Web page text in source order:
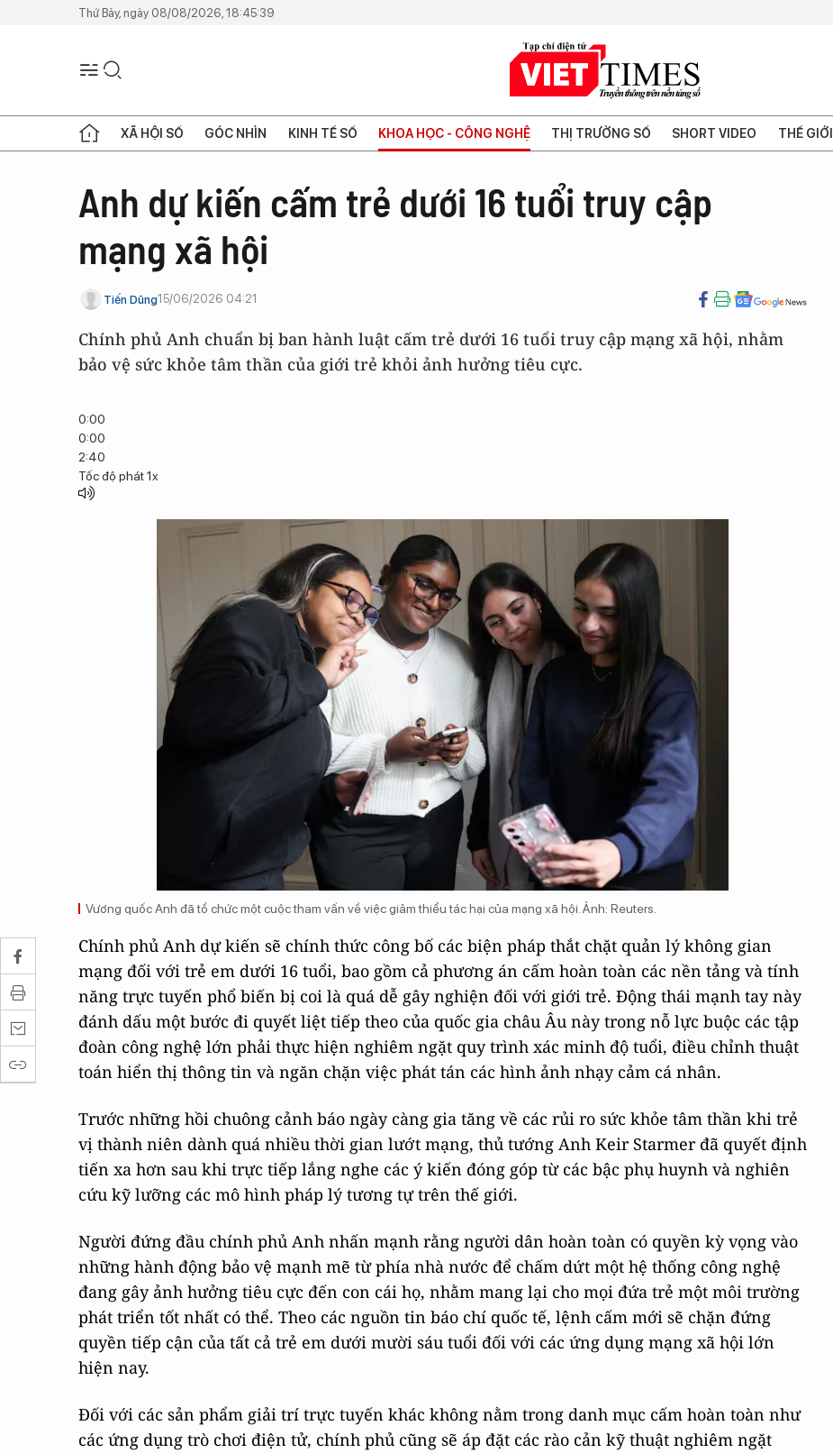
Thứ Bảy, ngày 08/08/2026, 18:45:39
XÃ HỘI SỐ GÓC NHÌN KINH TẾ SỐ KHOA HỌC - CÔNG NGHỆ THỊ TRƯỜNG SỐ SHORT VIDEO THẾ GIỚI
Anh dự kiến cấm trẻ dưới 16 tuổi truy cập
mạng xã hội
Tiến Dũng15/06/2026 04:21
Chính phủ Anh chuẩn bị ban hành luật cấm trẻ dưới 16 tuổi truy cập mạng xã hội, nhằm
bảo vệ sức khỏe tâm thần của giới trẻ khỏi ảnh hưởng tiêu cực.
0:00
0:00
2:40
Tốc độ phát1x
Vương quốc Anh đã tổ chức một cuộc tham vấn về việc giảm thiểu tác hại của mạng xã hội. Ảnh: Reuters.
Chính phủ Anh dự kiến sẽ chính thức công bố các biện pháp thắt chặt quản lý không gian
mạng đối với trẻ em dưới 16 tuổi, bao gồm cả phương án cấm hoàn toàn các nền tảng và tính
năng trực tuyến phổ biến bị coi là quá dễ gây nghiện đối với giới trẻ. Động thái mạnh tay này
đánh dấu một bước đi quyết liệt tiếp theo của quốc gia châu Âu này trong nỗ lực buộc các tập
đoàn công nghệ lớn phải thực hiện nghiêm ngặt quy trình xác minh độ tuổi, điều chỉnh thuật
toán hiển thị thông tin và ngăn chặn việc phát tán các hình ảnh nhạy cảm cá nhân.
Trước những hồi chuông cảnh báo ngày càng gia tăng về các rủi ro sức khỏe tâm thần khi trẻ
vị thành niên dành quá nhiều thời gian lướt mạng, thủ tướng Anh Keir Starmer đã quyết định
tiến xa hơn sau khi trực tiếp lắng nghe các ý kiến đóng góp từ các bậc phụ huynh và nghiên
cứu kỹ lưỡng các mô hình pháp lý tương tự trên thế giới.
Người đứng đầu chính phủ Anh nhấn mạnh rằng người dân hoàn toàn có quyền kỳ vọng vào
những hành động bảo vệ mạnh mẽ từ phía nhà nước để chấm dứt một hệ thống công nghệ
đang gây ảnh hưởng tiêu cực đến con cái họ, nhằm mang lại cho mọi đứa trẻ một môi trường
phát triển tốt nhất có thể. Theo các nguồn tin báo chí quốc tế, lệnh cấm mới sẽ chặn đứng
quyền tiếp cận của tất cả trẻ em dưới mười sáu tuổi đối với các ứng dụng mạng xã hội lớn
hiện nay.
Đối với các sản phẩm giải trí trực tuyến khác không nằm trong danh mục cấm hoàn toàn như
các ứng dụng trò chơi điện tử, chính phủ cũng sẽ áp đặt các rào cản kỹ thuật nghiêm ngặt